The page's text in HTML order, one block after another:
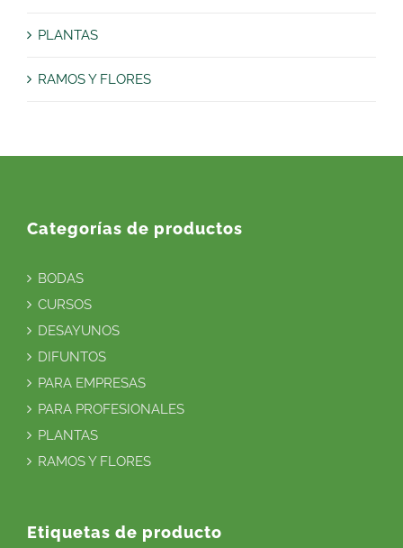
PLANTAS
RAMOS Y FLORES
Categorías de productos
BODAS
CURSOS
DESAYUNOS
DIFUNTOS
PARA EMPRESAS
PARA PROFESIONALES
PLANTAS
RAMOS Y FLORES
Etiquetas de producto